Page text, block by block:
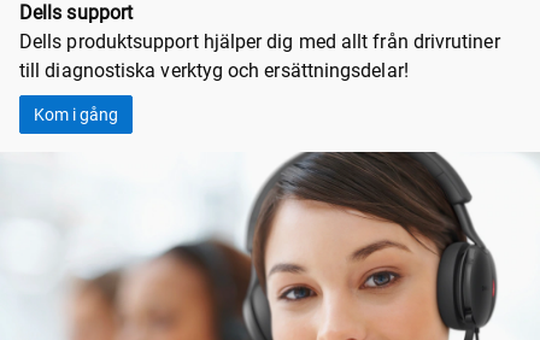
Dells support
Dells produktsupport hjälper dig med allt från drivrutiner
till diagnostiska verktyg och ersättningsdelar!
Kom i gång